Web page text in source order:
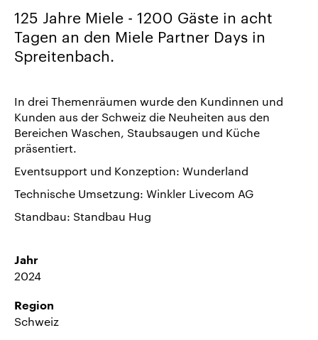
uns
Karriere/Jobs
Referenz-
News
&
Storys
DE
EN
125 Jahre Miele - 1200 Gäste in acht
Tagen an den Miele Partner Days in
Spreitenbach.
In drei Themenräumen wurde den Kundinnen und
Kunden aus der Schweiz die Neuheiten aus den
Bereichen Waschen, Staubsaugen und Küche
präsentiert.
Eventsupport und Konzeption: Wunderland
Technische Umsetzung: Winkler Livecom AG
Standbau: Standbau Hug
Jahr
2024
Region
Schweiz